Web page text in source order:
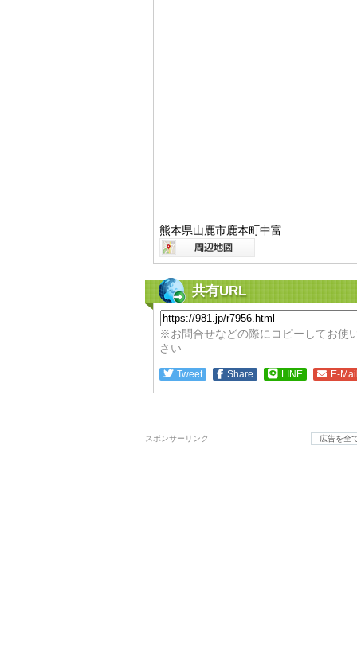
熊本県山鹿市鹿本町中富
共有URL
※お問合せなどの際にコピーしてお使
さい
Tweet Share LINE E-
スポンサーリンク 広告を全